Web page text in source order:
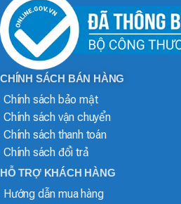
CHÍNH SÁCH BÁN HÀNG
Chính sách bảo mật
Chính sách vận chuyển
Chính sách thanh toán
Chính sách đổi trả
HỖ TRỢ KHÁCH HÀNG
Hướng dẫn mua hàng